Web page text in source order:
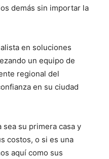
demás sin importar la
en soluciones
un equipo de
regional del
en su ciudad
sea su primera casa y
costos, o si es una
aquí como sus